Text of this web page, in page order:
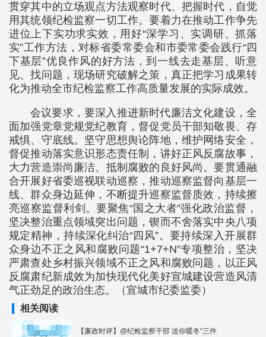
贯穿其中的立场观点方法观察时代、把握时代，自觉
用其统领纪检监察一切工作。要着力在推动工作争先
进位上下实功求实效，用好“深学习、实调研、抓落
实”工作方法，对标省委常委会和市委常委会践行“四
下基层”优良作风的好方法，到一线去走基层、听意
见、找问题，现场研究破解之策，真正把学习成果转
化为推动全市纪检监察工作高质量发展的实际成效。
会议要求，要深入推进新时代廉洁文化建设，全
面加强党章党规党纪教育，督促党员干部知敬畏、存
戒惧、守底线。坚守思想舆论阵地，维护网络安全，
督促推动落实意识形态责任制，讲好正风反腐故事，
大力营造崇尚廉洁、抵制腐败的良好风尚。要贯通融
合开展好省委巡视联动巡察，推动巡察监督向基层一
线、群众身边延伸，不断提升巡察监督质效，持续擦
亮巡察监督利剑。要聚焦“国之大者”强化政治监督，
坚决整治重点领域突出问题，锲而不舍落实中央八项
规定精神，持续深化纠治“四风”。要持续深入开展群
众身边不正之风和腐败问题“1+7+N”专项整治，坚决
严肃查处乡村振兴领域不正之风和腐败问题，以正风
反腐肃纪新成效为加快现代化美好宣城建设营造风清
气正劲足的政治生态。（宣城市纪委监委）
相关阅读
【廉政时评】@纪检监察干部 送你暖冬“三件